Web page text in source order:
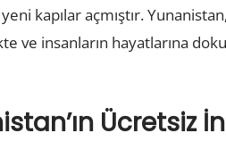
kapılar açmıştır.
ve insanların hayatlarına
Ücretsiz